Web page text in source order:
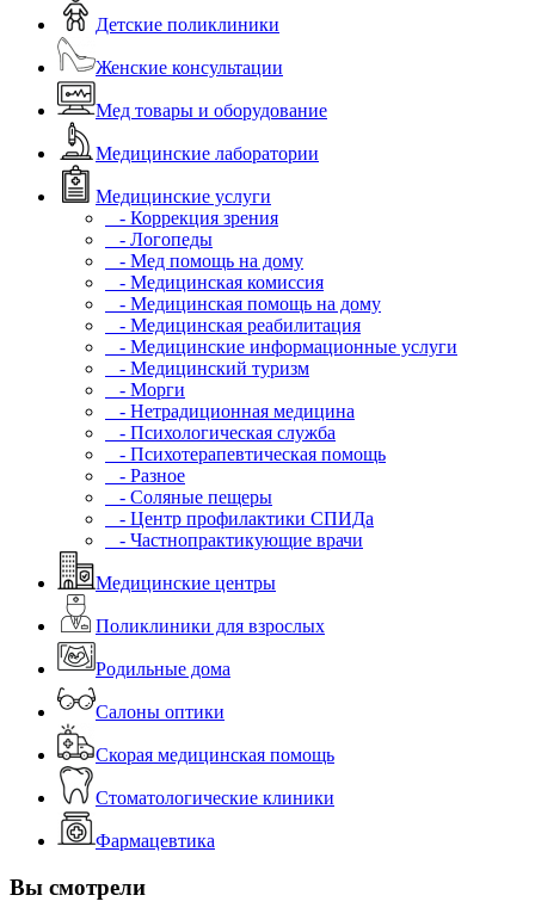
Детские поликлиники
Женские консультации
Мед товары и оборудование
Медицинские лаборатории
Медицинские услуги
- Коррекция зрения
- Логопеды
- Мед помощь на дому
- Медицинская комиссия
- Медицинская помощь на дому
- Медицинская реабилитация
- Медицинские информационные услуги
- Медицинский туризм
- Морги
- Нетрадиционная медицина
- Психологическая служба
- Психотерапевтическая помощь
- Разное
- Соляные пещеры
- Центр профилактики СПИДа
- Частнопрактикующие врачи
Медицинские центры
Поликлиники для взрослых
Родильные дома
Салоны оптики
Скорая медицинская помощь
Стоматологические клиники
Фармацевтика
Вы смотрели